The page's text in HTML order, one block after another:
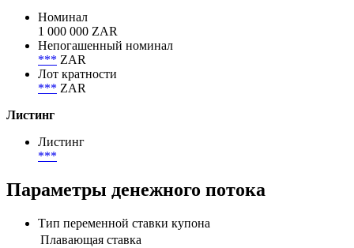
Номинал
1 000 000 ZAR
Непогашенный номинал
*** ZAR
Лот кратности
*** ZAR
Листинг
Листинг
***
Параметры денежного потока
Тип переменной ставки купона
Плавающая ставка